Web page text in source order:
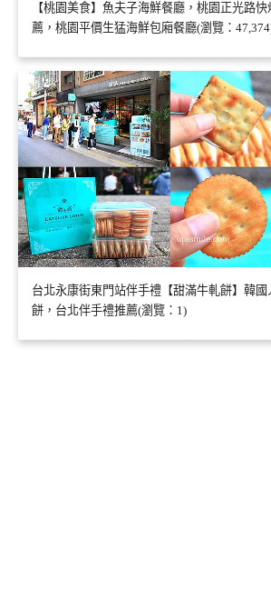
【桃園美食】魚夫子海鮮餐廳，桃園正光路
薦，桃園平價生猛海鮮包廂餐廳(瀏覽：
台北永康街東門站伴手禮【甜滿牛軋餅】韓
餅，台北伴手禮推薦(瀏覽：1)